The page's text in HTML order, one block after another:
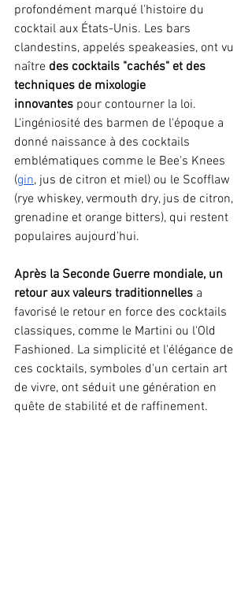
profondément marqué l'histoire du
cocktail aux États-Unis. Les bars
clandestins, appelés speakeasies, ont vu
naître des cocktails "cachés" et des
techniques de mixologie
innovantes pour contourner la loi.
L'ingéniosité des barmen de l'époque a
donné naissance à des cocktails
emblématiques comme le Bee's Knees
(gin, jus de citron et miel) ou le Scofflaw
(rye whiskey, vermouth dry, jus de citron,
grenadine et orange bitters), qui restent
populaires aujourd'hui.
Après la Seconde Guerre mondiale, un
retour aux valeurs traditionnelles a
favorisé le retour en force des cocktails
classiques, comme le Martini ou l'Old
Fashioned. La simplicité et l'élégance de
ces cocktails, symboles d'un certain art
de vivre, ont séduit une génération en
quête de stabilité et de raffinement.